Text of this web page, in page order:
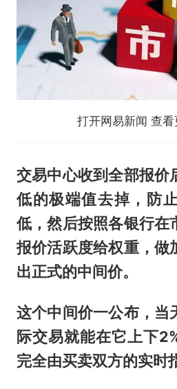
打开网易新闻 查
交易中心收到全部报价
低的极端值去掉，防
低，然后按照各银行在
报价活跃度给权重，做
出正式的中间价。
这个中间价一公布，当
际交易就能在它上下
完全由买卖双方的实时